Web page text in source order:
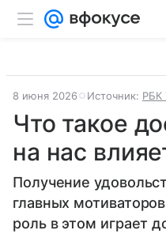
8 июня 2026 Источник: РБК
Что такое
на нас
Получение
главных
роль в этом играет